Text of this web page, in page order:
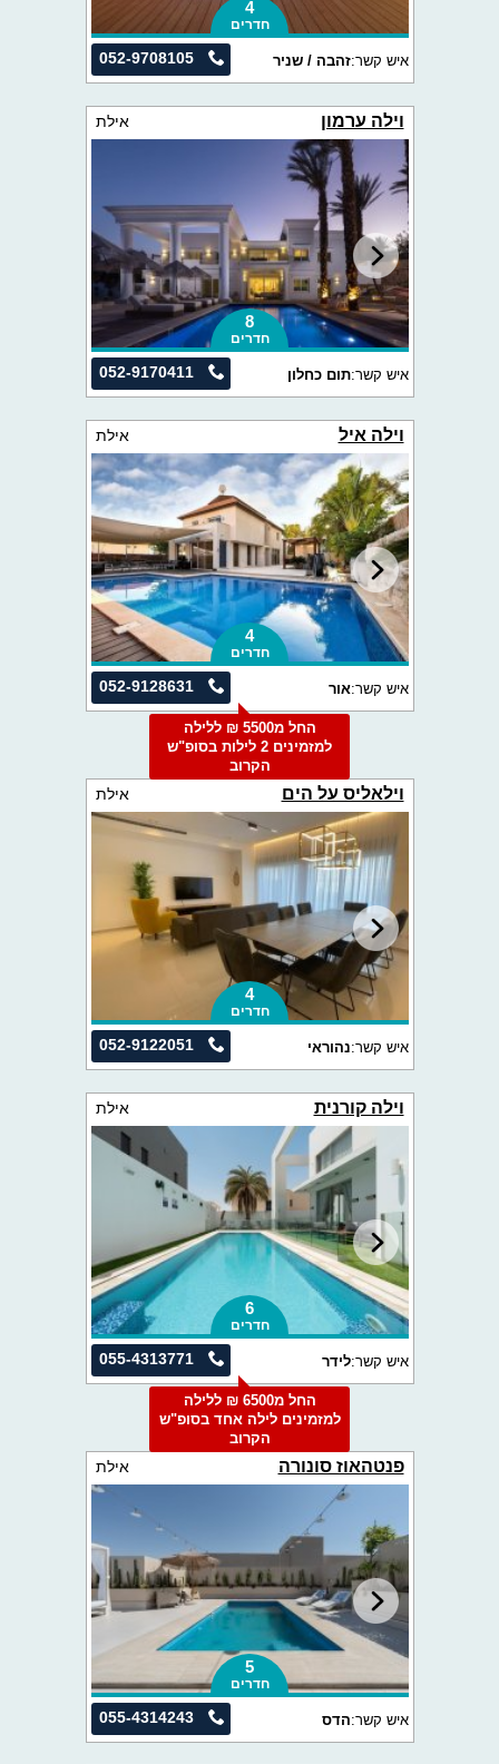
4
חדרים
052-9708105 איש קשר:זהבה / שניר
וילה ערמון אילת
8
חדרים
052-9170411 איש קשר:תום כחלון
וילה איל אילת
4
חדרים
052-9128631 איש קשר:אור
החל מ5500 ₪ ללילה
למזמינים 2 לילות בסופ"ש
הקרוב
וילאליס על הים אילת
4
חדרים
052-9122051 איש קשר:נהוראי
וילה קורנית אילת
6
חדרים
055-4313771 איש קשר:לידר
החל מ6500 ₪ ללילה
למזמינים לילה אחד בסופ"ש
הקרוב
פנטהאוז סונורה אילת
5
חדרים
055-4314243 איש קשר:הדס